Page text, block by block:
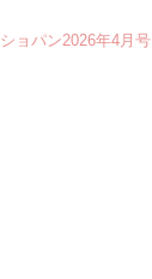
ショパン2026年4月号